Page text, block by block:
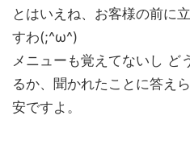
とはいえね、お客様の前に
すわ(;^ω^)
メニューも覚えてないし ど
るか、聞かれたことに答え
安ですよ。